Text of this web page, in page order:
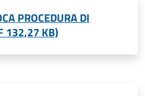
PROCEDURA DI
132,27 KB)